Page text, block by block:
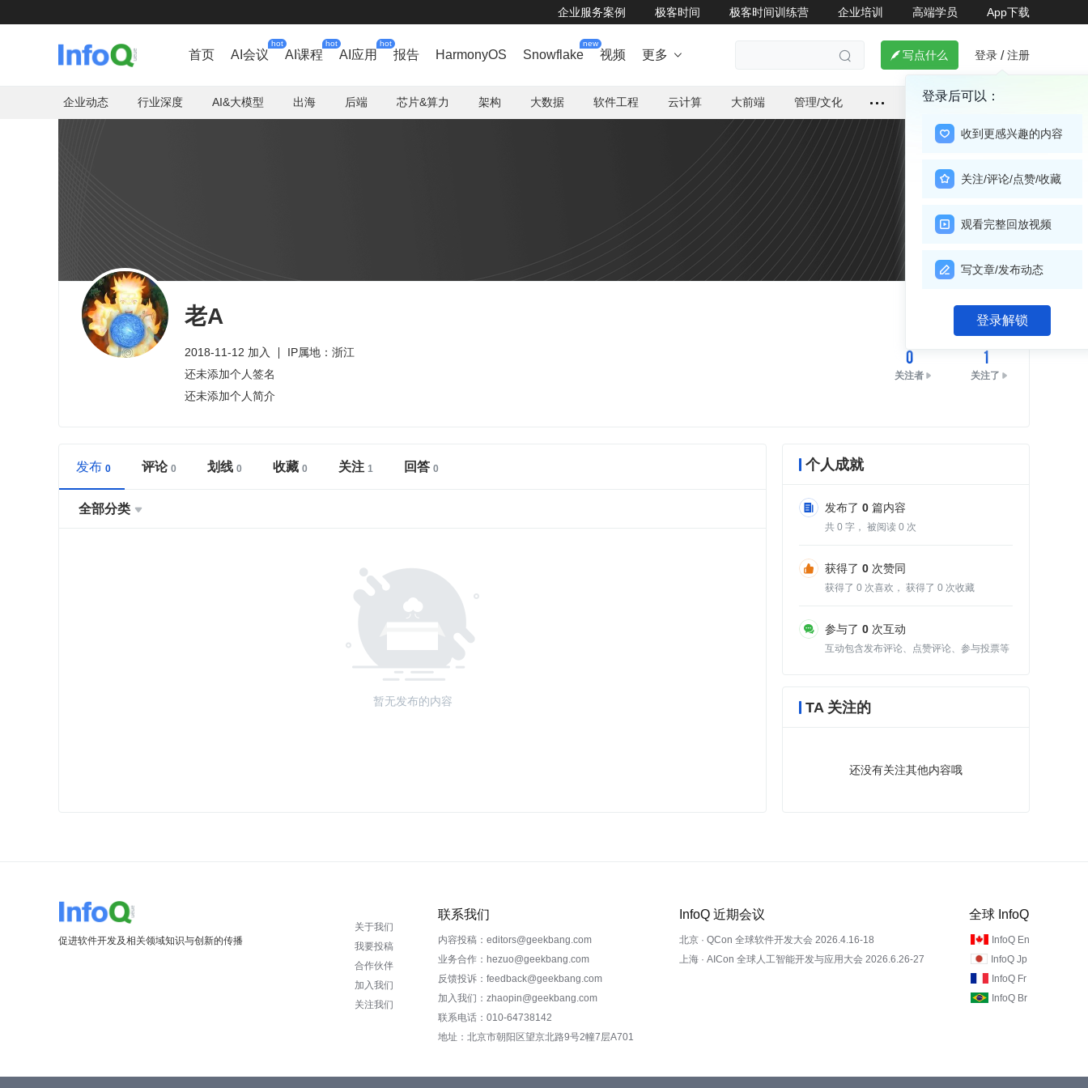
企业服务案例 极客时间 极客时间训练营 企业培训 高端学员 App下载
首页 AI会议
hot
AI课程
hot
AI应用
hot
报告 HarmonyOS Snowflake
new
视频 更多    写点什么 登录 / 注册
登录后可以：
收到更感兴趣的内容
关注/评论/点赞/收藏
观看完整回放视频
写文章/发布动态
登录解锁
企业动态 行业深度 AI&大模型 出海 后端 芯片&算力 架构 大数据 软件工程 云计算 大前端 管理/文化
老A
2018-11-12 加入
IP属地：浙江
还未添加个人签名
还未添加个人简介
关注
0
关注者
1
关注了
发布 评论 划线 收藏 关注 回答
全部分类 
暂无发布的内容
个人成就
发布了 0 篇内容
共 0 字， 被阅读 0 次
获得了 0 次赞同
获得了 0 次喜欢， 获得了 0 次收藏
参与了 0 次互动
互动包含发布评论、点赞评论、参与投票等
TA 关注的
还没有关注其他内容哦
促进软件开发及相关领域知识与创新的传播
关于我们
我要投稿
合作伙伴
加入我们
关注我们
联系我们
内容投稿：editors@geekbang.com
业务合作：hezuo@geekbang.com
反馈投诉：feedback@geekbang.com
加入我们：zhaopin@geekbang.com
联系电话：010-64738142
地址：北京市朝阳区望京北路9号2幢7层A701
InfoQ 近期会议
北京 · QCon 全球软件开发大会 2026.4.16-18
上海 · AICon 全球人工智能开发与应用大会 2026.6.26-27
全球 InfoQ
InfoQ En
InfoQ Jp
InfoQ Fr
InfoQ Br